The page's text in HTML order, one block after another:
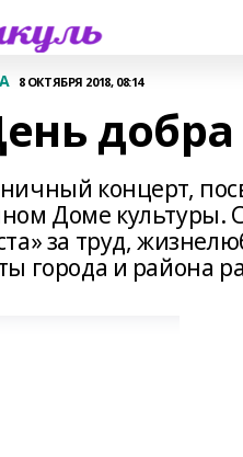
8 ОКТЯБРЯ 2018, 08:14
концерт,
Доме культуры.
за труд,
города и района